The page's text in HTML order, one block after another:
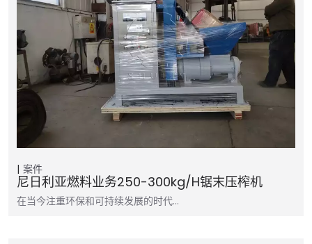
案件
尼日利亚燃料业务250-300kg/h锯末压榨机
在当今注重环保和可持续发展的时代…